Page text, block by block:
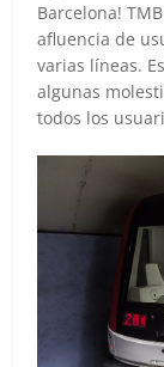
Barcelona!
afluencia de
varias líneas.
algunas
todos los